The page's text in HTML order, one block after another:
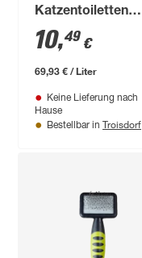
Katzentoiletten
Zerstäuber 150 ml
10,49 €
69,93 € / Liter
Keine Lieferung nach
Hause
Bestellbar in Troisdorf